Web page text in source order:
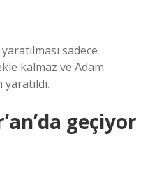
sadece
kalmaz ve Adam
geçiyor